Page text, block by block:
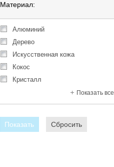
Материал:
алюминий
дерево
искусственная кожа
кокос
кристалл
Показать все
Показать Сбросить